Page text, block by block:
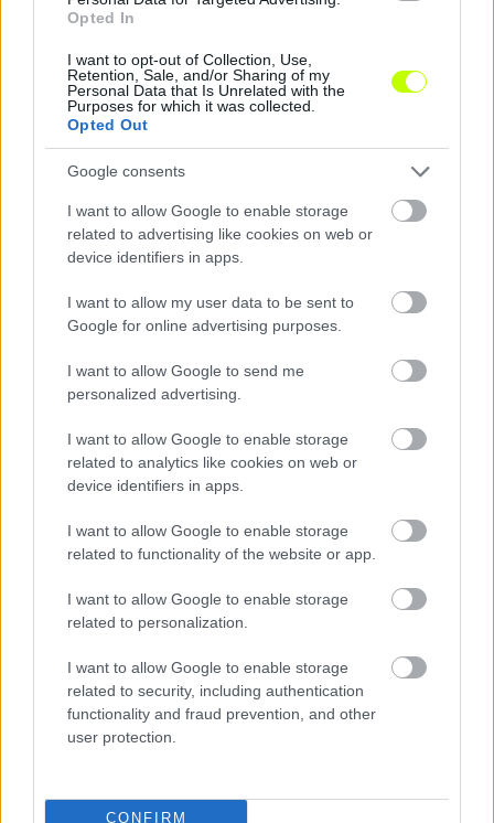
Opted In
I want to opt-out of Collection, Use,
Retention, Sale, and/or Sharing of my
Personal Data that Is Unrelated with the
Purposes for which it was collected.
Opted Out
Google consents
I want to allow Google to enable storage
related to advertising like cookies on web or
device identifiers in apps.
I want to allow my user data to be sent to
Google for online advertising purposes.
I want to allow Google to send me
personalized advertising.
I want to allow Google to enable storage
related to analytics like cookies on web or
device identifiers in apps.
I want to allow Google to enable storage
related to functionality of the website or app.
I want to allow Google to enable storage
related to personalization.
I want to allow Google to enable storage
related to security, including authentication
functionality and fraud prevention, and other
user protection.
CONFIRM
Újpest: így pókhálózta ki a DVTK kapuját Simon
Krisztián – videó
Mint arról beszámoltunk, felkészülési
mérkőzésen 1-1-es döntetlent játszott
szombaton az Újpest és a DVTK. Újpest-DVTK:
11-es és egy kegyetlen nagy […]
2021.07.11. |
Szabics nem bírózott, Szakály ezért jött Újpestre –
1-0-ás győzelmével a MOL Fehérvár FC ellen
az Újpest hódította el a Magyar Kupát, a
mérkőzés után a lilák részéről […]
|